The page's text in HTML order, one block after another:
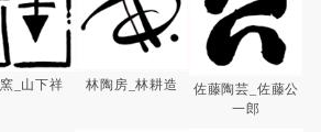
_山下祥 林陶房_林耕造
佐藤陶芸_佐藤公
一郎